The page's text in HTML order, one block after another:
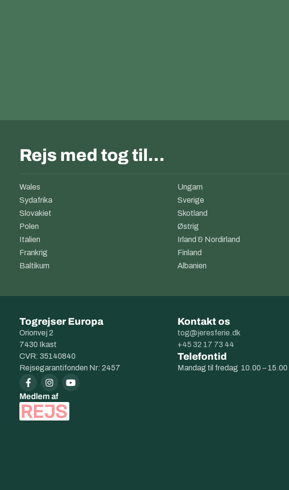
Rejs med tog til…
Wales Ungarn
Sydafrika
Sverige
Slovakiet
Skotland
Polen
Østrig
Italien
Irland & Nordirland
Frankrig
Finland
Baltikum
Albanien
Togrejser Europa
Orionvej 2
7430 Ikast
CVR: 35140840
Rejsegarantifonden Nr: 2457
Medlem af
Kontakt os
tog@jeresferie.dk
+45 32 17 73 44
Telefontid
Mandag til fredag 10.00 – 15.00